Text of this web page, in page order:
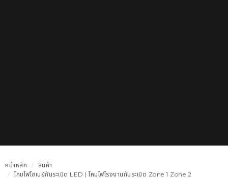
หน้าหลัก
สินค้า
โคมไฟไฮเบย์กันระเบิด LED | โคมไฟโรงงานกันระเบิด Zone 1 Zone 2